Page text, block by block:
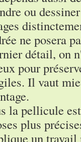
ou
ne posera
détail, on
pour
Il vaut
la pellicule
plus
un